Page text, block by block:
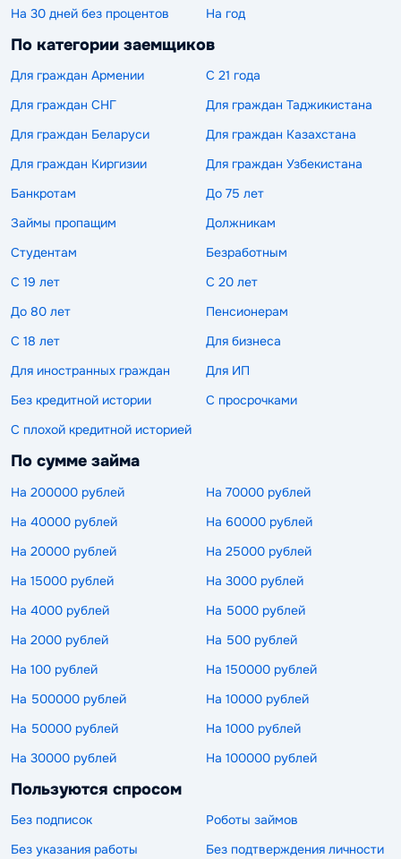
На 30 дней без процентов На год
По категории заемщиков
Для граждан Армении
С 21 года
Для граждан СНГ
Для граждан Таджикистана
Для граждан Беларуси
Для граждан Казахстана
Для граждан Киргизии
Для граждан Узбекистана
Банкротам
До 75 лет
Займы пропащим
Должникам
Студентам
Безработным
С 19 лет
С 20 лет
До 80 лет
Пенсионерам
С 18 лет
Для бизнеса
Для иностранных граждан
Для ИП
Без кредитной истории
С просрочками
С плохой кредитной историей
По сумме займа
На 200000 рублей
На 70000 рублей
На 40000 рублей
На 60000 рублей
На 20000 рублей
На 25000 рублей
На 15000 рублей
На 3000 рублей
На 4000 рублей
На 5000 рублей
На 2000 рублей
На 500 рублей
На 100 рублей
На 150000 рублей
На 500000 рублей
На 10000 рублей
На 50000 рублей
На 1000 рублей
На 30000 рублей
На 100000 рублей
Пользуются спросом
Без подписок
Роботы займов
Без указания работы
Без подтверждения личности